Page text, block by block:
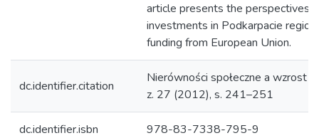
article presents the perspectives
investments in Podkarpacie
funding from European Union.
dc.identifier.citation
Nierówności społeczne a wzrost
z. 27 (2012), s. 241–251
dc.identifier.isbn 978-83-7338-795-9